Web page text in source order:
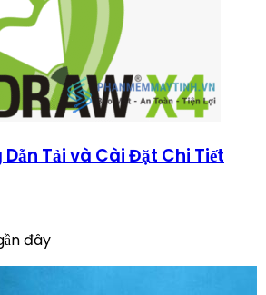
Tải và Cài Đặt Chi Tiết
đây